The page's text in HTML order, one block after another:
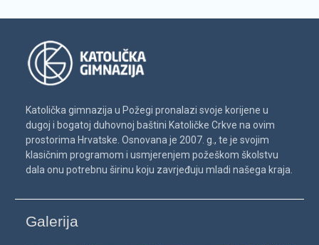
Katolička gimnazija u Požegi pronalazi svoje korijene u
dugoj i bogatoj duhovnoj baštini Katoličke Crkve na ovim
prostorima Hrvatske. Osnovana je 2007. g., te je svojim
klasičnim programom i usmjerenjem požeškom školstvu
dala onu potrebnu širinu koju zavrjeđuju mladi našega kraja.
Galerija